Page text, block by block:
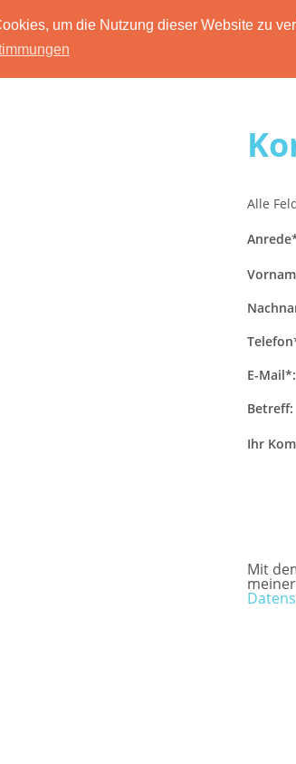
um die Nutzung dieser Website zu
Alle
E-Mail*:
Betreff:
Ihr
Mit